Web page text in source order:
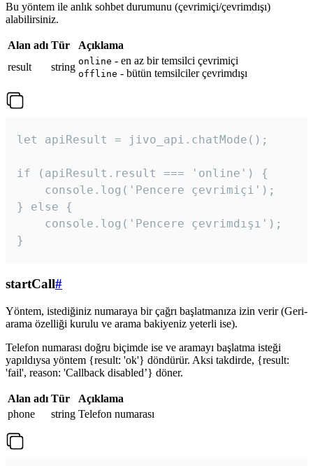
Bu yöntem ile anlık sohbet durumunu (çevrimiçi/çevrimdışı)
alabilirsiniz.
Alan adı Tür
Açıklama
result
string online - en az bir temsilci çevrimiçi
offline - bütün temsilciler çevrimdışı
let apiResult = jivo_api.chatMode();
if (apiResult.result === 'online') {
    console.log('Pencere çevrimiçi');
} else {
    console.log('Pencere çevrimdışı');
}
startCall#
Yöntem, istediğiniz numaraya bir çağrı başlatmanıza izin verir (Geri-
arama özelliği kurulu ve arama bakiyeniz yeterli ise).
Telefon numarası doğru biçimde ise ve aramayı başlatma isteği
yapıldıysa yöntem {result: 'ok'} döndürür. Aksi takdirde, {result:
'fail', reason: 'Callback disabled’} döner.
Alan adı Tür
Açıklama
phone
string Telefon numarası